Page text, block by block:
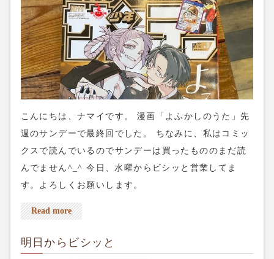
こんにちは、ナマイです。 漫画「よふかしのうた」先
週のサンデーで最終回でした。 ちなみに、私はコミッ
クスで読んでいるのでサンデーは買ったもののまだ読
んでません^_^ 今日、水曜からビシッと営業してま
す。よろしくお願いします。
Read more
明日からビシッと